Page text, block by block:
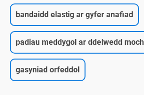
bandaidd elastig ar gyfer anafiad
padiau meddygol ar ddelwedd moch
gasyniad orfeddol